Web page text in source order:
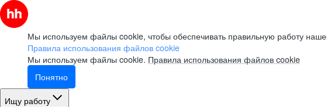
Мы используем файлы cookie, чтобы обеспечивать правильную работу
Правила использования файлов cookie
Мы используем файлы cookie. Правила использования файлов cookie
Понятно
Ищу работу